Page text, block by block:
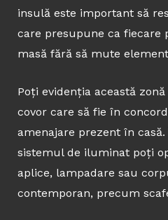
insulă este important să
care presupune ca fiecare
masă fără să mute
Poți evidenția această
covor care să fie în
amenajare prezent în
sistemul de iluminat poți
aplice, lampadare sau
contemporan, precum